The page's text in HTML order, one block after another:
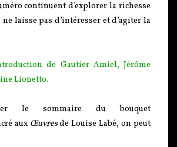
continuent d’explorer la richesse
laisse pas d’intéresser et d’agiter la
de Gautier Amiel, Jérôme
Lionetto.
le sommaire du bouquet
aux Œuvresde Louise Labé, on peut